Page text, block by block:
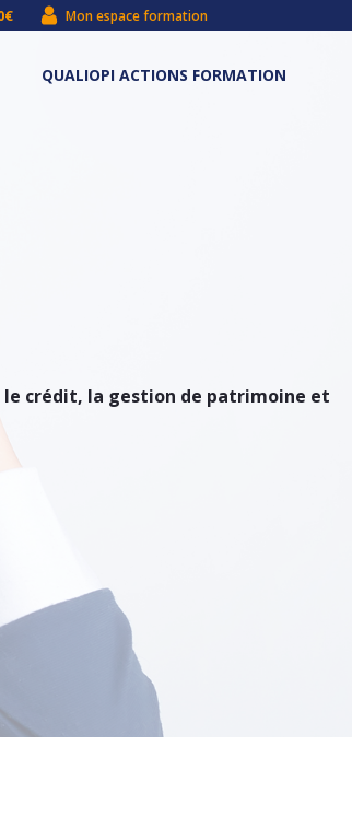
Mon espace formation
QUALIOPI ACTIONS FORMATION
le crédit, la gestion de patrimoine et